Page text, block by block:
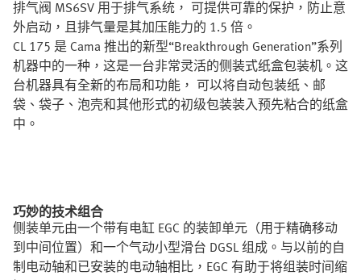
排气阀 MS6SV 用于排气系统， 可提供可靠的保护，防止意
外启动，且排气量是其加压能力的 1.5 倍。
CL 175 是 Cama 推出的新型“Breakthrough Generation”系列
机器中的一种，这是一台非常灵活的侧装式纸盒包装机。这
台机器具有全新的布局和功能， 可以将自动包装纸、邮
袋、袋子、泡壳和其他形式的初级包装装入预先粘合的纸盒
中。
巧妙的技术组合
侧装单元由一个带有电缸 EGC 的装卸单元（用于精确移动
到中间位置）和一个气动小型滑台 DGSL 组成。与以前的自
制电动轴和已安装的电动轴相比，EGC 有助于将组装时间缩